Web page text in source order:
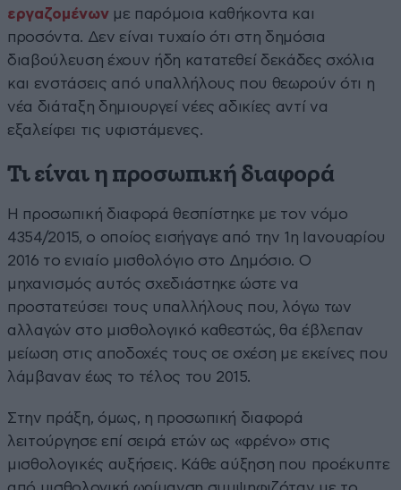
εργαζομένων με παρόμοια καθήκοντα και
προσόντα. Δεν είναι τυχαίο ότι στη δημόσια
διαβούλευση έχουν ήδη κατατεθεί δεκάδες σχόλια
και ενστάσεις από υπαλλήλους που θεωρούν ότι η
νέα διάταξη δημιουργεί νέες αδικίες αντί να
εξαλείφει τις υφιστάμενες.
Τι είναι η προσωπική διαφορά
Η προσωπική διαφορά θεσπίστηκε με τον νόμο
4354/2015, ο οποίος εισήγαγε από την 1η Ιανουαρίου
2016 το ενιαίο μισθολόγιο στο Δημόσιο. Ο
μηχανισμός αυτός σχεδιάστηκε ώστε να
προστατεύσει τους υπαλλήλους που, λόγω των
αλλαγών στο μισθολογικό καθεστώς, θα έβλεπαν
μείωση στις αποδοχές τους σε σχέση με εκείνες που
λάμβαναν έως το τέλος του 2015.
Στην πράξη, όμως, η προσωπική διαφορά
λειτούργησε επί σειρά ετών ως «φρένο» στις
μισθολογικές αυξήσεις. Κάθε αύξηση που προέκυπτε